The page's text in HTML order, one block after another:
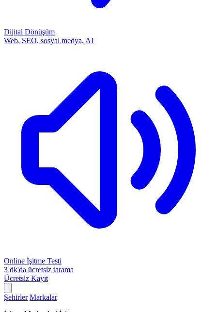
Dijital Dönüşüm
Web, SEO, sosyal medya, AI
Online İşitme Testi
3 dk'da ücretsiz tarama
Ücretsiz Kayıt
Şehirler Markalar